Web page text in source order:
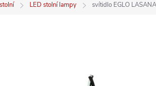
LED stolní lampy svítidlo EGLO